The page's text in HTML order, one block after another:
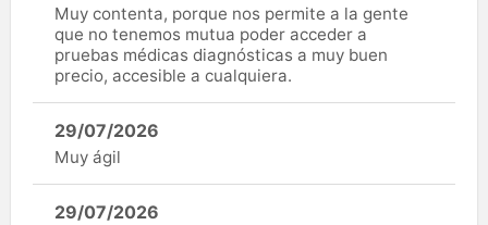
Muy contenta, porque nos permite a la gente
que no tenemos mutua poder acceder a
pruebas médicas diagnósticas a muy buen
precio, accesible a cualquiera.
29/07/2026
Muy ágil
29/07/2026